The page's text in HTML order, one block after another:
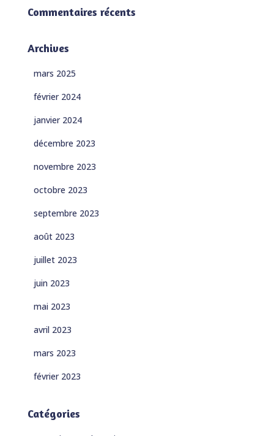
Commentaires récents
Archives
mars 2025
février 2024
janvier 2024
décembre 2023
novembre 2023
octobre 2023
septembre 2023
août 2023
juillet 2023
juin 2023
mai 2023
avril 2023
mars 2023
février 2023
Catégories